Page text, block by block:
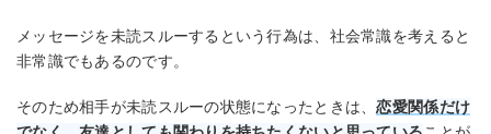
メッセージを未読スルーするという行為は、社会常識を考えると
非常識でもあるのです。
そのため相手が未読スルーの状態になったときは、恋愛関係だけ